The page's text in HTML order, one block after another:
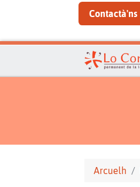
Contactà'ns
Arcuelh